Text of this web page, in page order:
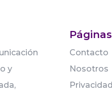
y
Páginas
Contacto
Nosotros
Privacidad